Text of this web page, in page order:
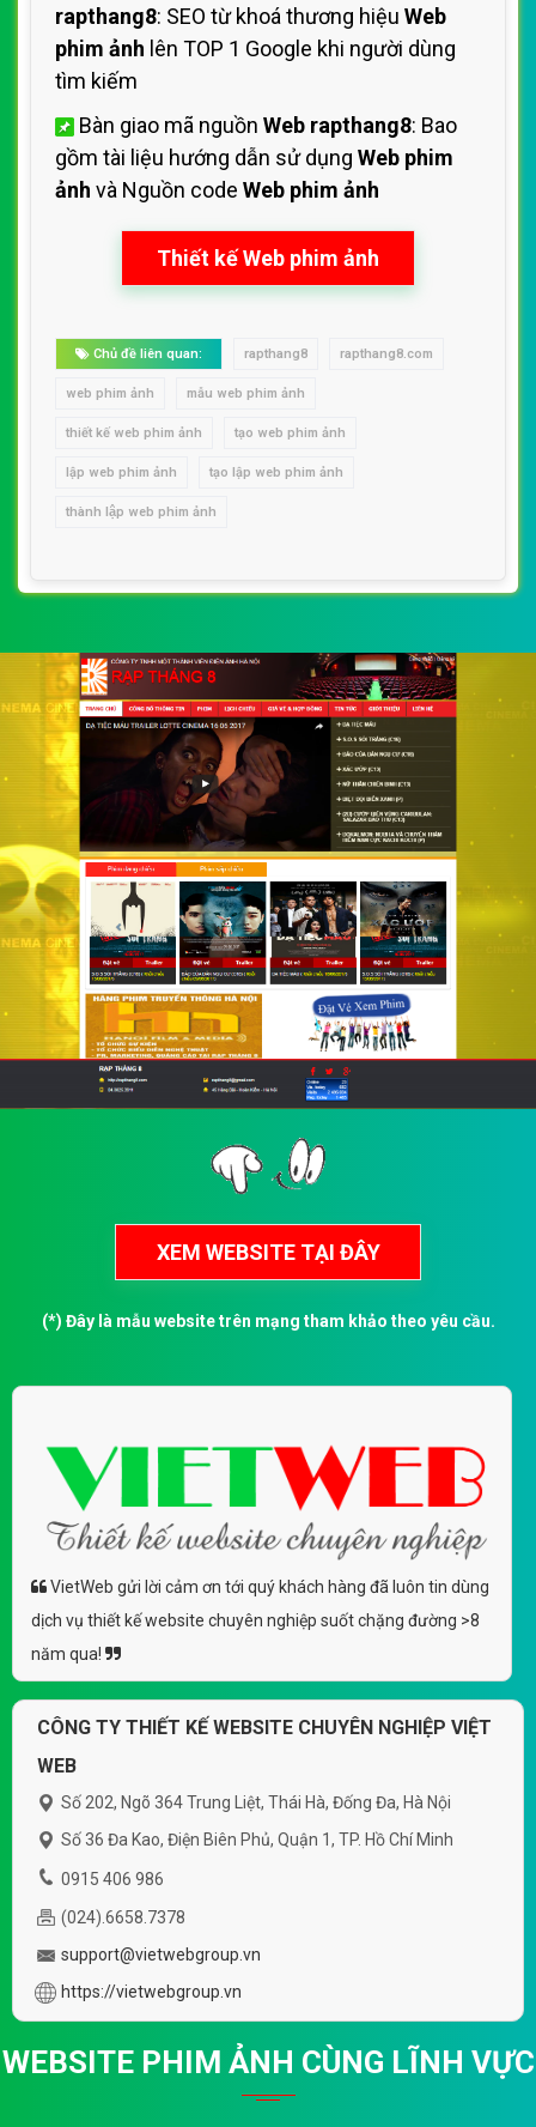
rapthang8: SEO từ khoá thương hiệu Web
phim ảnh lên TOP 1 Google khi người dùng
tìm kiếm
Bàn giao mã nguồn Web rapthang8: Bao
gồm tài liệu hướng dẫn sử dụng Web phim
ảnh và Nguồn code Web phim ảnh
Thiết kế Web phim ảnh
Chủ đề liên quan: rapthang8 rapthang8.com
web phim ảnh mẫu web phim ảnh
thiết kế web phim ảnh tạo web phim ảnh
lập web phim ảnh tạo lập web phim ảnh
thành lập web phim ảnh
(*) Đây là mẫu website trên mạng tham khảo theo yêu cầu.
VietWeb gửi lời cảm ơn tới quý khách hàng đã luôn tin dùng
dịch vụ thiết kế website chuyên nghiệp suốt chặng đường >8
năm qua!
CÔNG TY THIẾT KẾ WEBSITE CHUYÊN NGHIỆP VIỆT
WEB
Số 202, Ngõ 364 Trung Liệt, Thái Hà, Đống Đa, Hà Nội
Số 36 Đa Kao, Điện Biên Phủ, Quận 1, TP. Hồ Chí Minh
0915 406 986
(024).6658.7378
support@vietwebgroup.vn
https://vietwebgroup.vn
WEBSITE PHIM ẢNH CÙNG LĨNH VỰC